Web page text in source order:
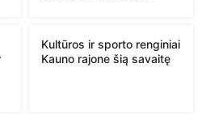
Kultūros ir sporto renginiai
Kauno rajone šią savaitę